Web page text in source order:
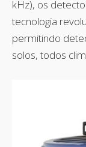
kHz), os
tecnologia
permitindo
solos, todos